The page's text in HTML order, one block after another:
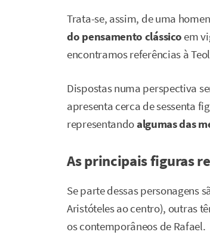
Trata-se, assim, de uma
do pensamento clássico em
encontramos referências à
Dispostas numa perspectiva
apresenta cerca de sessenta
representandoalgumas das
As principais figuras
Se parte dessas personagens
Aristóteles ao centro), outras
os contemporâneos de Rafael.